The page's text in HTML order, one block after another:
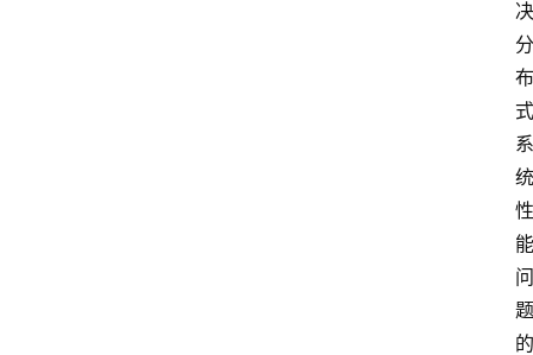
决
分
布
式
系
统
性
能
问
题
的